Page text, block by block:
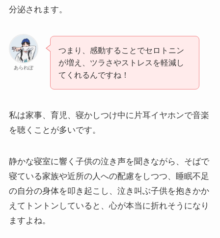
分泌されます。
あられぽ
つまり、感動することでセロトニン
が増え、ツラさやストレスを軽減し
てくれるんですね！
私は家事、育児、寝かしつけ中に片耳イヤホンで音楽
を聴くことが多いです。
静かな寝室に響く子供の泣き声を聞きながら、そばで
寝ている家族や近所の人への配慮をしつつ、睡眠不足
の自分の身体を叩き起こし、泣き叫ぶ子供を抱きかか
えてトントンしていると、心が本当に折れそうになり
ますよね。